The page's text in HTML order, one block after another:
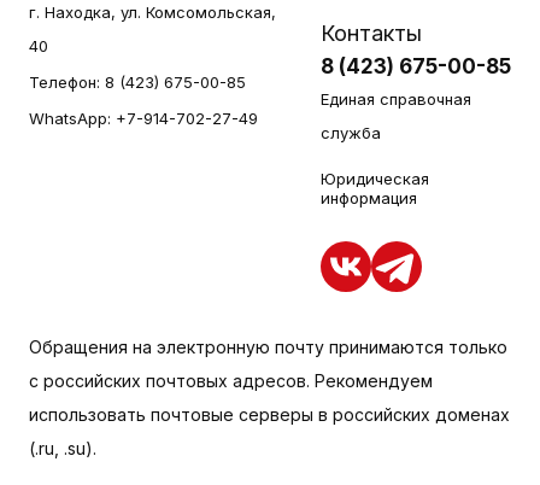
исследование не возвращается.
г. Находка, ул. Комсомольская,
40
Телефон: 8 (423) 675-00-85
WhatsApp: +7-914-702-27-49
Контакты
8 (423) 675-00-85
Единая справочная
служба
Юридическая
информация
Обращения на электронную почту принимаются только
с российских почтовых адресов. Рекомендуем
использовать почтовые серверы в российских доменах
(.ru, .su).